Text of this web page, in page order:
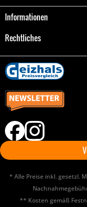
Informationen
Rechtliches
* Alle Preise inkl. gesetzl.
** Kosten gemäß